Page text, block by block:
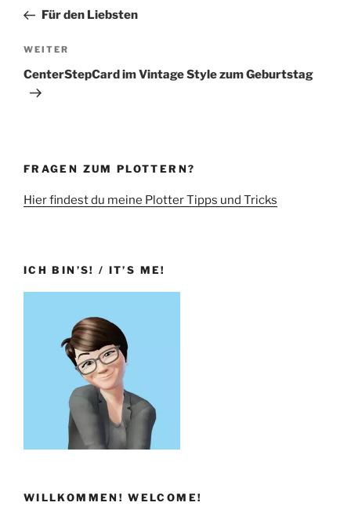
Beitrag
Für den Liebsten
Nächster
Beitrag
WEITER
CenterStepCard im Vintage Style zum Geburtstag
FRAGEN ZUM PLOTTERN?
Hier findest du meine Plotter Tipps und Tricks
ICH BIN’S! / IT’S ME!
WILLKOMMEN! WELCOME!